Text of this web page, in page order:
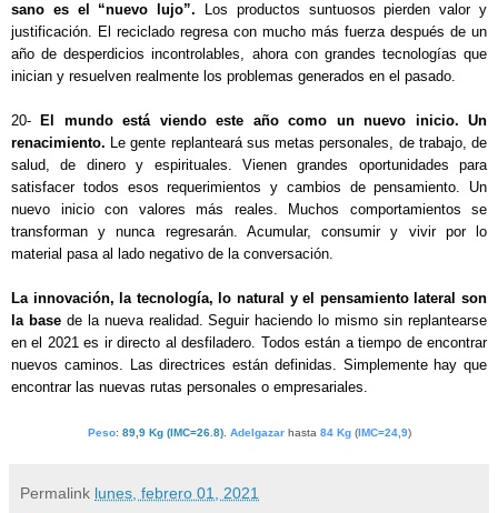
sano es el “nuevo lujo”. Los productos suntuosos pierden valor y
justificación. El reciclado regresa con mucho más fuerza después de un
año de desperdicios incontrolables, ahora con grandes tecnologías que
inician y resuelven realmente los problemas generados en el pasado.
20-
El mundo está viendo este año como un nuevo inicio. Un
renacimiento. Le gente replanteará sus metas personales, de trabajo, de
salud, de dinero y espirituales. Vienen grandes oportunidades para
satisfacer todos esos requerimientos y cambios de pensamiento. Un
nuevo inicio con valores más reales. Muchos comportamientos se
transforman y nunca regresarán. Acumular, consumir y vivir por lo
material pasa al lado negativo de la conversación.
La innovación, la tecnología, lo natural y el pensamiento lateral son
la base de la nueva realidad. Seguir haciendo lo mismo sin replantearse
en el 2021 es ir directo al desfiladero. Todos están a tiempo de encontrar
nuevos caminos. Las directrices están definidas. Simplemente hay que
encontrar las nuevas rutas personales o empresariales.
Peso: 89,9 Kg (IMC=26.8). Adelgazarhasta 84 Kg (IMC=24,9)
Permalink lunes, febrero 01, 2021